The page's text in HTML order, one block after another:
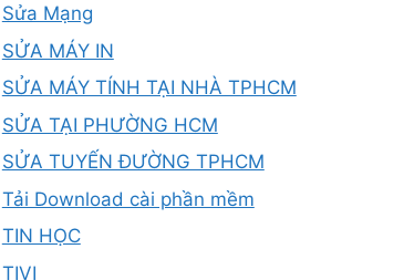
Sửa Mạng
SỬA MÁY IN
SỬA MÁY TÍNH TẠI NHÀ TPHCM
SỬA TẠI PHƯỜNG HCM
SỬA TUYẾN ĐƯỜNG TPHCM
Tải Download cài phần mềm
TIN HỌC
TIVI